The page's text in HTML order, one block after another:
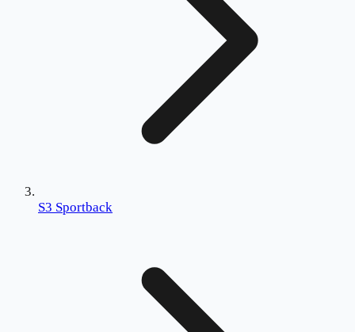
S3 Sportback